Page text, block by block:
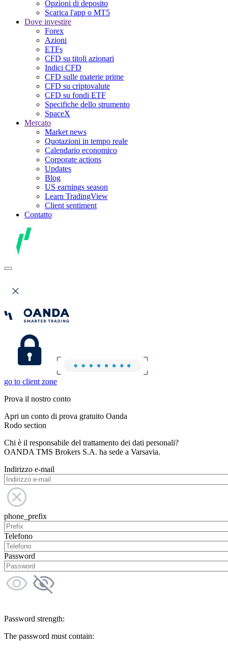
Opzioni di deposito
Scarica l'app o MT5
Dove investire
Forex
Azioni
ETFs
CFD su titoli azionari
Indici CFD
CFD sulle materie prime
CFD su criptovalute
CFD su fondi ETF
Specifiche dello strumento
SpaceX
Mercato
Market news
Quotazioni in tempo reale
Calendario economico
Corporate actions
Updates
Blog
US earnings season
Learn TradingView
Client sentiment
Contatto
go to client zone
Prova il nostro conto
Apri un conto di prova gratuito Oanda
Rodo section
Chi è il responsabile del trattamento dei dati personali?
OANDA TMS Brokers S.A. ha sede a Varsavia.
Indirizzo e-mail
phone_prefix
Telefono
Password
Password strength:
The password must contain: